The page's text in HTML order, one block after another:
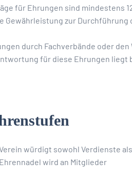
für Ehrungen sind mindestens
Gewährleistung zur Durchführung
durch Fachverbände oder
für diese Ehrungen liegt
würdigt sowohl Verdienste
wird an Mitglieder